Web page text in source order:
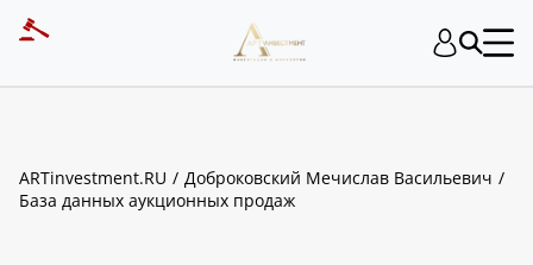
ARTinvestment.RU
Доброковский Мечислав Васильевич
База данных аукционных продаж